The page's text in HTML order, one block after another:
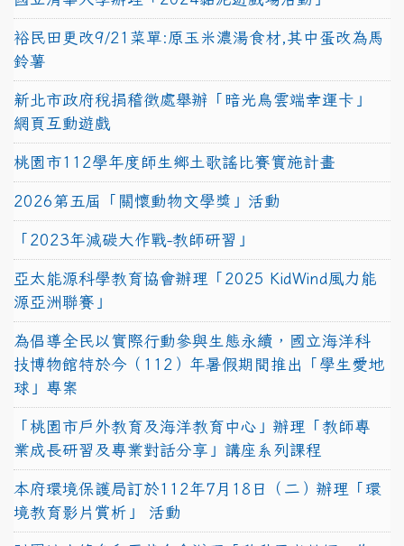
裕民田更改9/21菜單:原玉米濃湯食材,其中蛋改為馬
鈴薯
新北市政府稅捐稽徵處舉辦「暗光鳥雲端幸運卡」
網頁互動遊戲
桃園市112學年度師生鄉土歌謠比賽實施計畫
2026第五屆「關懷動物文學獎」活動
「2023年減碳大作戰-教師研習」
亞太能源科學教育協會辦理「2025 KidWind風力能
源亞洲聯賽」
為倡導全民以實際行動參與生態永續，國立海洋科
技博物館特於今（112）年暑假期間推出「學生愛地
球」專案
「桃園市戶外教育及海洋教育中心」辦理「教師專
業成長研習及專業對話分享」講座系列課程
本府環境保護局訂於112年7月18日（二）辦理「環
境教育影片賞析」 活動